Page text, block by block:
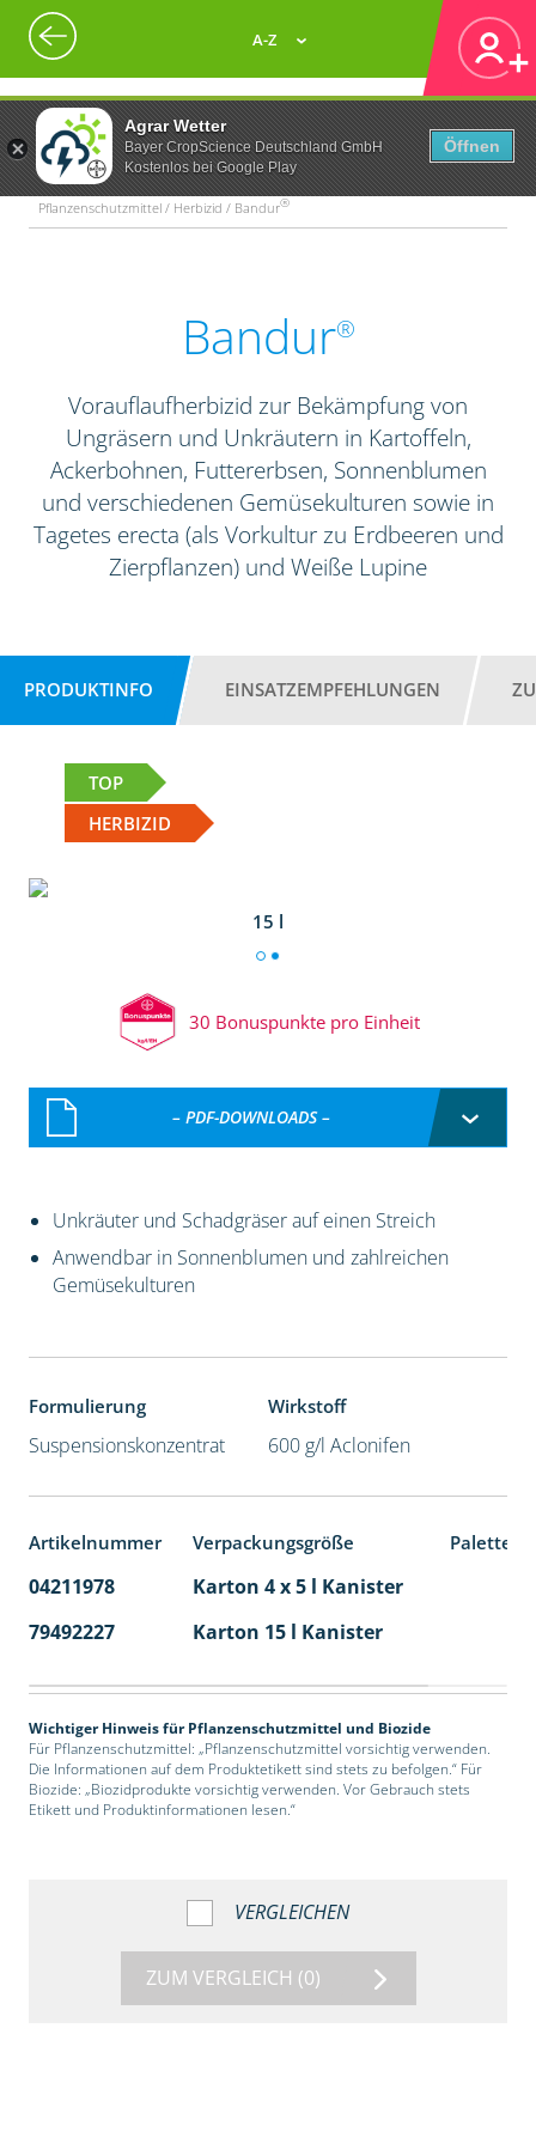
Agrar Wetter
Bayer CropScience Deutschland GmbH
Kostenlos bei Google Play
Öffnen
A-Z
Pflanzenschutzmittel / Herbizid / Bandur®
Bandur®
Vorauflaufherbizid zur Bekämpfung von
Ungräsern und Unkräutern in Kartoffeln,
Ackerbohnen, Futtererbsen, Sonnenblumen
und verschiedenen Gemüsekulturen sowie in
Tagetes erecta (als Vorkultur zu Erdbeeren und
Zierpflanzen) und Weiße Lupine
PRODUKTINFO EINSATZEMPFEHLUNGEN
TOP
HERBIZID
15 l
30 Bonuspunkte pro Einheit
– PDF-DOWNLOADS –
Unkräuter und Schadgräser auf einen Streich
Anwendbar in Sonnenblumen und zahlreichen
Gemüsekulturen
Formulierung
Suspensionskonzentrat
Wirkstoff
600 g/l Aclonifen
Artikelnummer Verpackungsgröße
04211978 Karton 4 x 5 l Kanister
79492227
Karton 15 l Kanister
Wichtiger Hinweis für Pflanzenschutzmittel und Biozide
Für Pflanzenschutzmittel: „Pflanzenschutzmittel vorsichtig verwenden.
Die Informationen auf dem Produktetikett sind stets zu befolgen.“ Für
Biozide: „Biozidprodukte vorsichtig verwenden. Vor Gebrauch stets
Etikett und Produktinformationen lesen.“
VERGLEICHEN
ZUM VERGLEICH (0)